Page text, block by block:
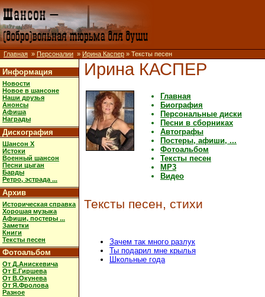
Главная » Персоналии » Ирина Каспер » Тексты песен
Информация
Новости
Новое в шансоне
Наши друзья
Анонсы
Афиша
Награды
Дискография
Шансон X
Истоки
Военный шансон
Песни цыган
Барды
Ретро, эстрада ...
Архив
Историческая справка
Хорошая музыка
Афиши, постеры ...
Заметки
Книги
Тексты песен
Фотоальбом
От Д.Анискевича
От Е.Гиршева
От В.Окунева
От Я.Фролова
Разное
Ирина КАСПЕР
Главная
Биография
Персональные диски
Песни в сборниках
Автографы
Постеры, афиши, ...
Фотоальбом
Тексты песен
MP3
Видео
Тексты песен, стихи
Зачем так много разлук
Ты подарил мне крылья
Школьные года